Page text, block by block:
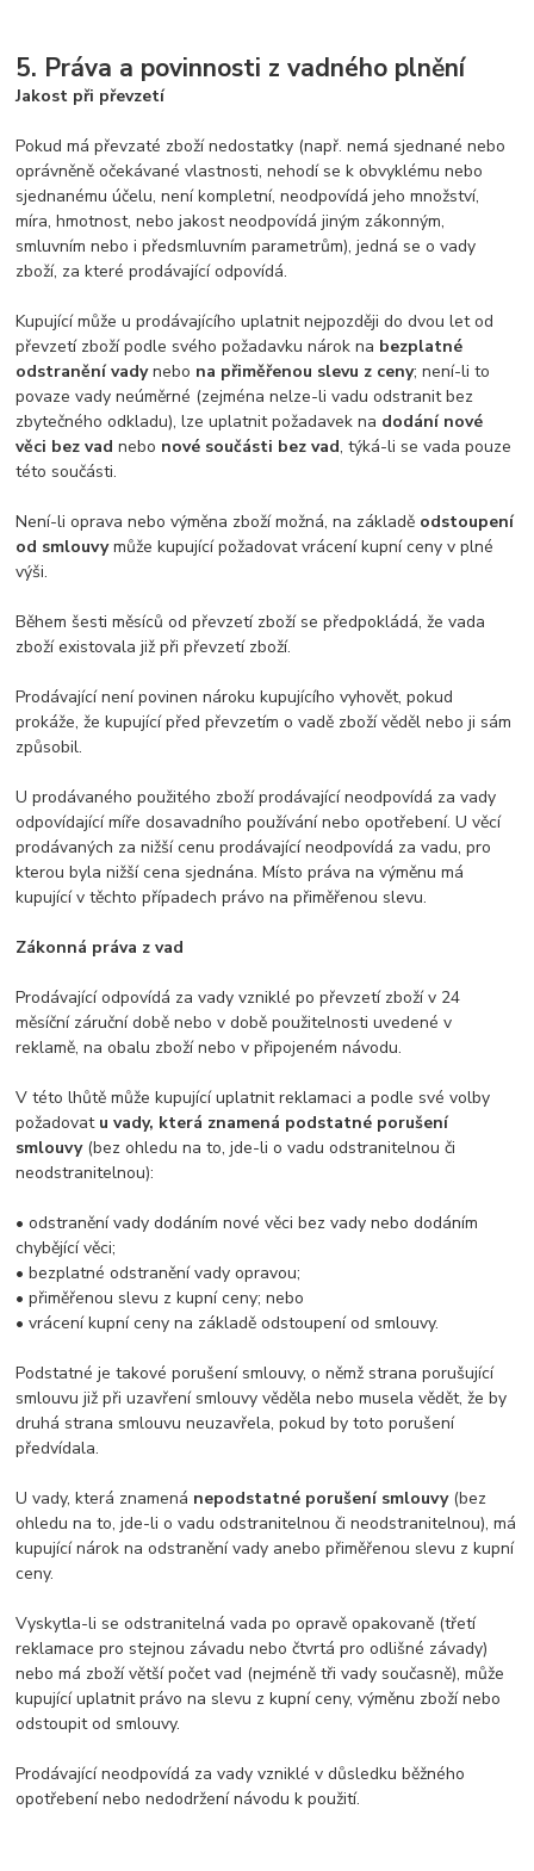
5. Práva a povinnosti z vadného plnění
Jakost při převzetí
Pokud má převzaté zboží nedostatky (např. nemá sjednané nebo
oprávněně očekávané vlastnosti, nehodí se k obvyklému nebo
sjednanému účelu, není kompletní, neodpovídá jeho množství,
míra, hmotnost, nebo jakost neodpovídá jiným zákonným,
smluvním nebo i předsmluvním parametrům), jedná se o vady
zboží, za které prodávající odpovídá.
Kupující může u prodávajícího uplatnit nejpozději do dvou let od
převzetí zboží podle svého požadavku nárok na bezplatné
odstranění vadynebo na přiměřenou slevu z ceny; není-li to
povaze vady neúměrné (zejména nelze-li vadu odstranit bez
zbytečného odkladu), lze uplatnit požadavek na dodání nové
věci bez vad nebo nové součásti bez vad, týká-li se vada pouze
této součásti.
Není-li oprava nebo výměna zboží možná, na základě odstoupení
od smlouvymůže kupující požadovat vrácení kupní ceny v plné
výši.
Během šesti měsíců od převzetí zboží se předpokládá, že vada
zboží existovala již při převzetí zboží.
Prodávající není povinen nároku kupujícího vyhovět, pokud
prokáže, že kupující před převzetím o vadě zboží věděl nebo ji sám
způsobil.
U prodávaného použitého zboží prodávající neodpovídá za vady
odpovídající míře dosavadního používání nebo opotřebení. U věcí
prodávaných za nižší cenu prodávající neodpovídá za vadu, pro
kterou byla nižší cena sjednána. Místo práva na výměnu má
kupující v těchto případech právo na přiměřenou slevu.
Zákonná práva z vad
Prodávající odpovídá za vady vzniklé po převzetí zboží v 24
měsíční záruční době nebo v době použitelnosti uvedené v
reklamě, na obalu zboží nebo v připojeném návodu.
V této lhůtě může kupující uplatnit reklamaci a podle své volby
požadovat u vady, která znamená podstatné porušení
smlouvy(bez ohledu na to, jde-li o vadu odstranitelnou či
neodstranitelnou):
• odstranění vady dodáním nové věci bez vady nebo dodáním
chybějící věci;
• bezplatné odstranění vady opravou;
• přiměřenou slevu z kupní ceny; nebo
• vrácení kupní ceny na základě odstoupení od smlouvy.
Podstatné je takové porušení smlouvy, o němž strana porušující
smlouvu již při uzavření smlouvy věděla nebo musela vědět, že by
druhá strana smlouvu neuzavřela, pokud by toto porušení
předvídala.
U vady, která znamená nepodstatné porušení smlouvy(bez
ohledu na to, jde-li o vadu odstranitelnou či neodstranitelnou), má
kupující nárok na odstranění vady anebo přiměřenou slevu z kupní
ceny.
Vyskytla-li se odstranitelná vada po opravě opakovaně (třetí
reklamace pro stejnou závadu nebo čtvrtá pro odlišné závady)
nebo má zboží větší počet vad (nejméně tři vady současně), může
kupující uplatnit právo na slevu z kupní ceny, výměnu zboží nebo
odstoupit od smlouvy.
Prodávající neodpovídá za vady vzniklé v důsledku běžného
opotřebení nebo nedodržení návodu k použití.